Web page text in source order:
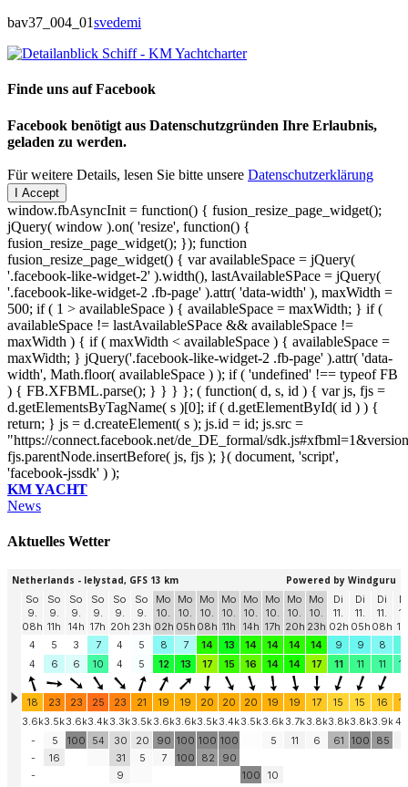
bav37_004_01svedemi
Finde uns auf Facebook
Facebook benötigt aus Datenschutzgründen Ihre Erlaubnis,
geladen zu werden.
Für weitere Details, lesen Sie bitte unsere Datenschutzerklärung
I Accept
window.fbAsyncInit = function() { fusion_resize_page_widget();
jQuery( window ).on( 'resize', function() {
fusion_resize_page_widget(); }); function
fusion_resize_page_widget() { var availableSpace = jQuery(
'.facebook-like-widget-2' ).width(), lastAvailableSPace = jQuery(
'.facebook-like-widget-2 .fb-page' ).attr( 'data-width' ), maxWidth =
500; if ( 1 > availableSpace ) { availableSpace = maxWidth; } if (
availableSpace != lastAvailableSPace && availableSpace !=
maxWidth ) { if ( maxWidth < availableSpace ) { availableSpace =
maxWidth; } jQuery('.facebook-like-widget-2 .fb-page' ).attr( 'data-
width', Math.floor( availableSpace ) ); if ( 'undefined' !== typeof FB
) { FB.XFBML.parse(); } } } }; ( function( d, s, id ) { var js, fjs =
d.getElementsByTagName( s )[0]; if ( d.getElementById( id ) ) {
return; } js = d.createElement( s ); js.id = id; js.src =
"https://connect.facebook.net/de_DE_formal/
fjs.parentNode.insertBefore( js, fjs ); }( document, 'script',
'facebook-jssdk' ) );
KM YACHT
News
Aktuelles Wetter